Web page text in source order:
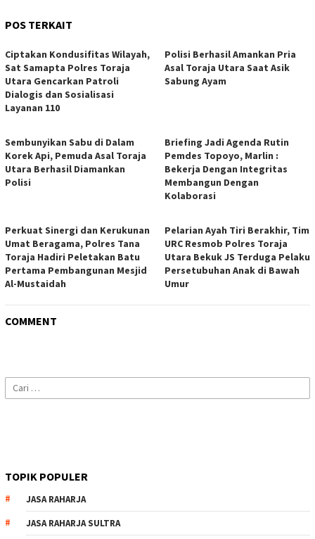
POS TERKAIT
Ciptakan Kondusifitas Wilayah,
Sat Samapta Polres Toraja
Utara Gencarkan Patroli
Dialogis dan Sosialisasi
Layanan 110
Polisi Berhasil Amankan Pria
Asal Toraja Utara Saat Asik
Sabung Ayam
Sembunyikan Sabu di Dalam
Korek Api, Pemuda Asal Toraja
Utara Berhasil Diamankan
Polisi
Briefing Jadi Agenda Rutin
Pemdes Topoyo, Marlin :
Bekerja Dengan Integritas
Membangun Dengan
Kolaborasi
Perkuat Sinergi dan Kerukunan
Umat Beragama, Polres Tana
Toraja Hadiri Peletakan Batu
Pertama Pembangunan Mesjid
Al-Mustaidah
Pelarian Ayah Tiri Berakhir, Tim
URC Resmob Polres Toraja
Utara Bekuk JS Terduga Pelaku
Persetubuhan Anak di Bawah
Umur
COMMENT
Cari
untuk:
TOPIK POPULER
JASA RAHARJA
JASA RAHARJA SULTRA